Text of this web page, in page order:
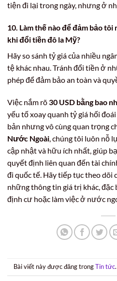
tiện đi lại trong ngày, nhưng ở
10. Làm thế nào để đảm bảo
khi đổitiền đô la Mỹ?
Hãy so sánh tỷ giá của nhiều
tệ khác nhau. Tránh đổi tiền ở
phép để đảm bảo an toàn và
Việc nắm rõ30 USD bằng bao
yếu tố xoay quanh tỷ giá hối
bản nhưng vô cùng quan trọng
Nước Ngoài , chúng tôi luôn nỗ
cập nhật và hữu ích nhất, giúp
quyết định liên quan đến tài
đi quốc tế. Hãy tiếp tục theo dõi
những thông tin giá trị khác, đặc
định cư hoặc làm việc ở nước
Bài viết này được đăng trongTin tức